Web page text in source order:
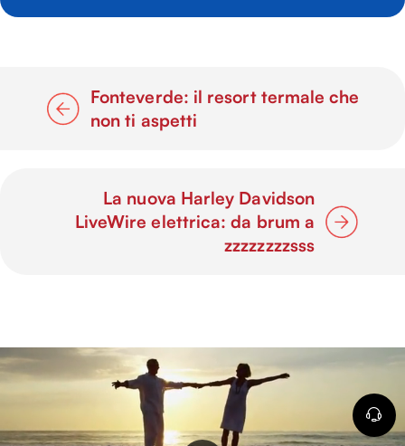
Fonteverde: il resort termale che
non ti aspetti
La nuova Harley Davidson
LiveWire elettrica: da brum a
zzzzzzzzsss